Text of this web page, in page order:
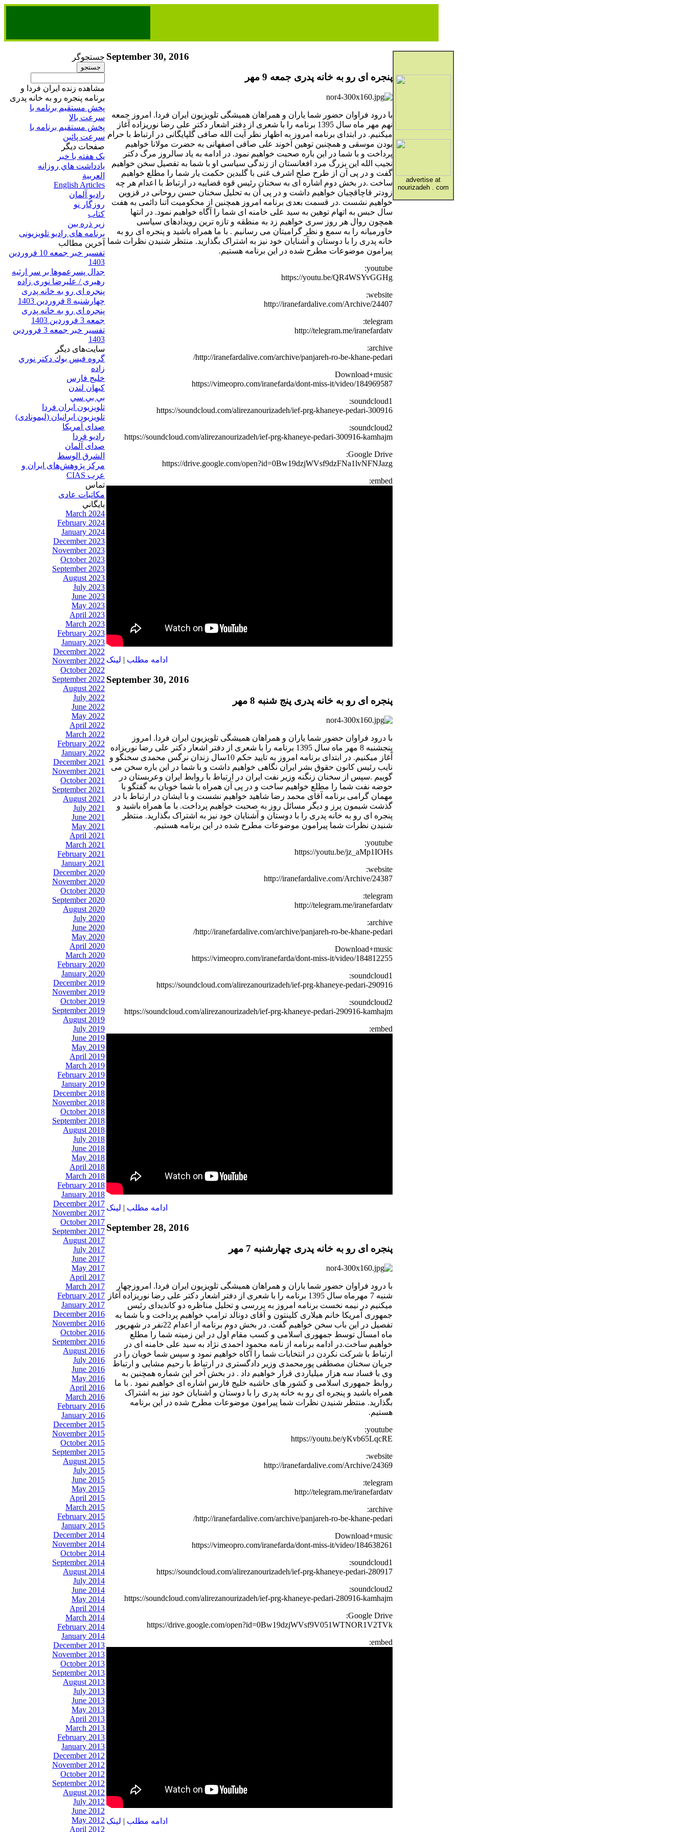
جستجوگر
مشاهده زنده ایران فردا و
برنامه پنجره رو به خانه پدری
پخش مستقیم برنامه‌ ​با
سرعت بالا
پخش مستقیم برنامه‌ ​با
سرعت پائین​
صفحات ديگر
يک هفته با خبر
يادداشت هاي روزانه
العربية
English Articles
راديو آلمان
روزگار نو
کتاب
زير ذره بين
برنامه های رادیو تلویزیونی
آخرين مطالب
تفسیر خبر جمعه 10 فروردین
1403
جدال پسرعموها بر سر ارثیه
رهبری / علیرضا نوری زاده
پنجره ای رو به خانه پدری
چهارشنبه 8 فروردین 1403
پنجره ای رو به خانه پدری
جمعه 3 فروردین 1403
تفسیر خبر جمعه 3 فروردین
1403
سایت‌های ديگر
گروه فيس بوك دكتر نوري
زاده
خلیج فارس
کيهان لندن
بي بي سي
تلویزیون ایران فردا
تلويزيون ايرانيان (ليمونادی)
صدای آمريکا
راديو فردا
صدای آلمان
الشرق الوسط
مرکز پژوهش‌های ايران و
عرب CIAS
تماس
مکاتبات عادی
بايگاني
March 2024
February 2024
January 2024
December 2023
November 2023
October 2023
September 2023
August 2023
July 2023
June 2023
May 2023
April 2023
March 2023
February 2023
January 2023
December 2022
November 2022
October 2022
September 2022
August 2022
July 2022
June 2022
May 2022
April 2022
March 2022
February 2022
January 2022
December 2021
November 2021
October 2021
September 2021
August 2021
July 2021
June 2021
May 2021
April 2021
March 2021
February 2021
January 2021
December 2020
November 2020
October 2020
September 2020
August 2020
July 2020
June 2020
May 2020
April 2020
March 2020
February 2020
January 2020
December 2019
November 2019
October 2019
September 2019
August 2019
July 2019
June 2019
May 2019
April 2019
March 2019
February 2019
January 2019
December 2018
November 2018
October 2018
September 2018
August 2018
July 2018
June 2018
May 2018
April 2018
March 2018
February 2018
January 2018
December 2017
November 2017
October 2017
September 2017
August 2017
July 2017
June 2017
May 2017
April 2017
March 2017
February 2017
January 2017
December 2016
November 2016
October 2016
September 2016
August 2016
July 2016
June 2016
May 2016
April 2016
March 2016
February 2016
January 2016
December 2015
November 2015
October 2015
September 2015
August 2015
July 2015
June 2015
May 2015
April 2015
March 2015
February 2015
January 2015
December 2014
November 2014
October 2014
September 2014
August 2014
July 2014
June 2014
May 2014
April 2014
March 2014
February 2014
January 2014
December 2013
November 2013
October 2013
September 2013
August 2013
July 2013
June 2013
May 2013
April 2013
March 2013
February 2013
January 2013
December 2012
November 2012
October 2012
September 2012
August 2012
July 2012
June 2012
May 2012
April 2012
September 30, 2016
پنجره ای رو به خانه پدری جمعه 9 مهر
با درود فراوان حضور شما یاران و همراهان همیشگی تلویزیون ایران فردا. امروز جمعه
نهم مهر ماه سال 1395 برنامه را با شعری از دفتر اشعار دکتر علی رضا نوریزاده آغاز
میکنیم. در ابتدای برنامه امروز به اظهار نظر آیت الله صافی گلپایگانی در ارتباط با حرام
بودن موسقی و همچنین توهین آخوند علی صافی اصفهانی به حضرت مولانا خواهیم
پرداخت و با شما در این باره صحبت خواهیم نمود. در ادامه به یاد سالروز مرگ دکتر
نجیب الله این بزرگ مرد افغانستان از زندگی سیاسی او با شما به تفصیل سخن خواهیم
گفت و در پی آن از طرح صلح اشرف غنی با گلبدین حکمت یار شما را مطلع خواهیم
ساخت .در بخش دوم اشاره ای به سخنان رئیس قوه قضاییه در ارتباط با اعدام هر چه
زودتر قاچاقچیان خواهیم داشت و در پی آن به تحلیل سخنان حسن روحانی در قزوین
خواهیم نشست .در قسمت بعدی برنامه امروز همچنین از محکومیت آتنا دائمی به هفت
سال حبس به اتهام توهین به سید علی خامنه ای شما را آگاه خواهیم نمود. در انتها
همچون روال هر روز سری خواهیم زد به منطقه و تازه ترین رویدادهای سیاسی
خاورمیانه را به سمع و نظر گرامیتان می رسانیم . با ما همراه باشید و پنجره ای رو به
خانه پدری را با دوستان و آشنایان خود نیز به اشتراک بگذارید. منتظر شنیدن نظرات شما
پیرامون موضوعات مطرح شده در این برنامه هستیم.
youtube:
https://youtu.be/QR4WSYvGGHg
website:
http://iranefardalive.com/Archive/24407
telegram:
http://telegram.me/iranefardatv
archive:
http://iranefardalive.com/archive/panjareh-ro-be-khane-pedari/
Download+music
https://vimeopro.com/iranefarda/dont-miss-it/video/184969587
soundcloud1:
https://soundcloud.com/alirezanourizadeh/ief-prg-khaneye-pedari-300916
soundcloud2:
https://soundcloud.com/alirezanourizadeh/ief-prg-khaneye-pedari-300916-kamhajm
Google Drive:
https://drive.google.com/open?id=0Bw19dzjWVsf9dzFNa1lvNFNJazg
embed:
ادامه مطلب | لينک
September 30, 2016
پنجره ای رو به خانه پدری پنج شنبه 8 مهر
با درود فراوان حضور شما یاران و همراهان همیشگی تلویزیون ایران فردا. امروز
پنجشنبه 8 مهر ماه سال 1395 برنامه را با شعری از دفتر اشعار دکتر علی رضا نوریزاده
آغاز میکنیم. در ابتدای برنامه امروز به تایید حکم 10سال زندان نرگس محمدی سخنگو و
نایب رئیس کانون حقوق بشر ایران نگاهی خواهیم داشت و با شما در این باره سخن می
گوییم .سپس از سخنان زنگنه وزیر نفت ایران در ارتباط با روابط ایران وعربستان در
حوضه نفت شما را مطلع خواهیم ساخت و در پی آن همراه با شما خوبان به گفتگو با
مهمان گرامی برنامه آقای محمد رضا شاهید خواهیم نشست و با ایشان در ارتباط با در
گذشت شیمون پرز و دیگر مسائل روز به صحبت خواهیم پرداخت. با ما همراه باشید و
پنجره ای رو به خانه پدری را با دوستان و آشنایان خود نیز به اشتراک بگذارید. منتظر
شنیدن نظرات شما پیرامون موضوعات مطرح شده در این برنامه هستیم.
youtube:
https://youtu.be/jz_aMp1IOHs
website:
http://iranefardalive.com/Archive/24387
telegram:
http://telegram.me/iranefardatv
archive:
http://iranefardalive.com/archive/panjareh-ro-be-khane-pedari/
Download+music
https://vimeopro.com/iranefarda/dont-miss-it/video/184812255
soundcloud1:
https://soundcloud.com/alirezanourizadeh/ief-prg-khaneye-pedari-290916
soundcloud2:
https://soundcloud.com/alirezanourizadeh/ief-prg-khaneye-pedari-290916-kamhajm
embed:
ادامه مطلب | لينک
September 28, 2016
پنجره ای رو به خانه پدری چهارشنبه 7 مهر
با درود فراوان حضور شما یاران و همراهان همیشگی تلویزیون ایران فردا. امروزچهار
شنبه 7 مهرماه سال 1395 برنامه را با شعری از دفتر اشعار دکتر علی رضا نوریزاده آغاز
میکنیم در نیمه نخست برنامه امروز به بررسی و تحلیل مناظره دو کاندیدای رئیس
جمهوری آمریکا خانم هیلاری کلینتون و آقای دونالد ترامپ خواهیم پرداخت و با شما به
تفصیل در این باب سخن خواهیم گفت. در بخش دوم برنامه از اعدام 22نفر در شهریور
ماه امسال توسط جمهوری اسلامی و کسب مقام اول در این زمینه شما را مطلع
خواهیم ساخت.در ادامه برنامه از نامه محمود احمدی نژاد به سید علی خامنه ای در
ارتباط با شرکت نکردن در انتخابات شما را آکاه خواهیم نمود و سپس شما خوبان را در
جریان سخنان مصطفی پورمحمدی وزیر دادگستری در ارتباط با رحیم مشایی و ارتباط
وی با فساد سه هزار میلیاردی قرار خواهیم داد . در بخش آخر این شماره همچنین به
روابط جمهوری اسلامی و کشور های حاشیه خلیج فارس اشاره ای خواهیم نمود . با ما
همراه باشید و پنجره ای رو به خانه پدری را با دوستان و آشنایان خود نیز به اشتراک
بگذارید. منتظر شنیدن نظرات شما پیرامون موضوعات مطرح شده در این برنامه
هستیم.
youtube:
https://youtu.be/yKvb65LqcRE
website:
http://iranefardalive.com/Archive/24369
telegram:
http://telegram.me/iranefardatv
archive:
http://iranefardalive.com/archive/panjareh-ro-be-khane-pedari/
Download+music
https://vimeopro.com/iranefarda/dont-miss-it/video/184638261
soundcloud1:
https://soundcloud.com/alirezanourizadeh/ief-prg-khaneye-pedari-280917
soundcloud2:
https://soundcloud.com/alirezanourizadeh/ief-prg-khaneye-pedari-280916-kamhajm
Google Drive:
https://drive.google.com/open?id=0Bw19dzjWVsf9V051WTNOR1V2TVk
embed:
ادامه مطلب لينک
advertise at
nourizadeh . com